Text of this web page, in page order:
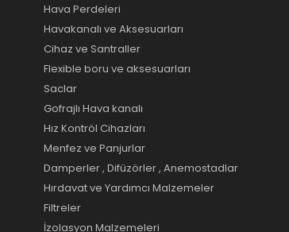
Hava Perdeleri
Havakanalı ve Aksesuarları
Cihaz ve Santraller
Flexible boru ve aksesuarları
Saclar
Gofrajlı Hava kanalı
Hız Kontröl Cihazları
Menfez ve Panjurlar
Damperler , Difüzörler , Anemostadlar
Hırdavat ve Yardımcı Malzemeler
Filtreler
İzolasyon Malzemeleri